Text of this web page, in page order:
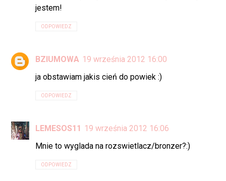
jestem!
ODPOWIEDZ
BZIUMOWA 19 września 2012 16:00
ja obstawiam jakis cień do powiek :)
ODPOWIEDZ
LEMESOS11
19 września 2012 16:06
Mnie to wyglada na rozswietlacz/bronzer?:)
ODPOWIEDZ